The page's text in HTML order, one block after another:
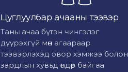
Цуглуулбар ачааны тээвэр
Таны ачаа бүтэн чингэлэг
дүүрэхгүй мөн агаараар
тээвэрлэхэд овор хэмжээ болон
зардлын хувьд өндөр байгаа